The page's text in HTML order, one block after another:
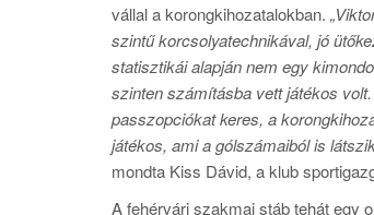
vállal a korongkihozatalokban.
szintű korcsolyatechnikával, jó
statisztikái alapján nem egy
szinten számításba vett játékos
passzopciókat keres, a
játékos, ami a gólszámaiból is
mondta Kiss Dávid, a klub
A fehérvári szakmai stáb tehát egy